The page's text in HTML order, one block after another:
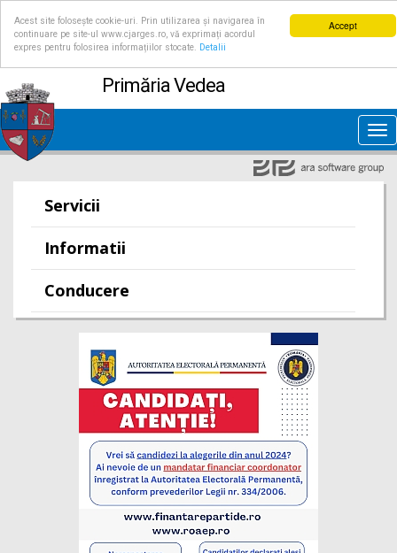
Accept
Acest site folosește cookie-uri. Prin utilizarea și navigarea în
continuare pe site-ul www.cjarges.ro, vă exprimați acordul
expres pentru folosirea informațiilor stocate.
Detalii
Primăria Vedea
Servicii
Informatii
Conducere